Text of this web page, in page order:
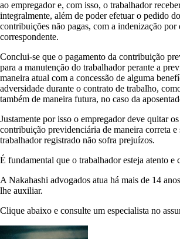
ao empregador e, com isso, o trabalhador
integralmente, além de poder efetuar o pedido
contribuições não pagas, com a indenização por
correspondente.
Conclui-se que o pagamento da contribuição
para a manutenção do trabalhador perante a
maneira atual com a concessão de alguma
adversidade durante o contrato de trabalho,
também de maneira futura, no caso da
Justamente por isso o empregador deve quitar
contribuição previdenciária de maneira correta e
trabalhador registrado não sofra prejuízos.
É fundamental que o trabalhador esteja atento e
A Nakahashi advogados atua há mais de 14
lhe auxiliar.
Clique abaixo e consulte um especialista no